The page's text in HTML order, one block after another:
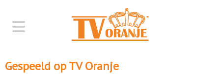
Gespeeld op TV Oranje